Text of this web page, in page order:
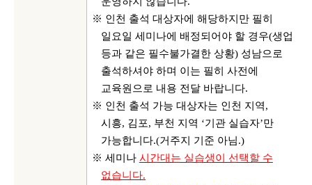
※ 인천 출석 대상자에 해당하지만 필히
일요일 세미나에 배정되어야 할 경우(생업
등과 같은 필수불가결한 상황) 성남으로
출석하셔야 하며 이는 필히 사전에
교육원으로 내용 전달 바랍니다.
※ 인천 출석 가능 대상자는 인천 지역,
시흥, 김포, 부천 지역 ‘기관 실습자’만
가능합니다.(거주지 기준 아님.)
※ 세미나 시간대는 실습생이 선택할 수
없습니다.